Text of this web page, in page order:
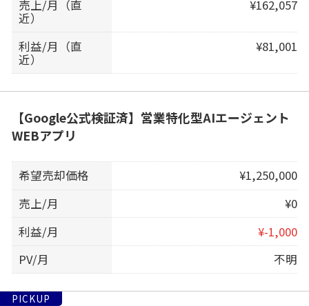
売上/月（直
近）
¥162,057
利益/月（直
近）
¥81,001
【Google公式検証済】営業特化型AIエージェント
WEBアプリ
希望売却価格
¥1,250,000
売上/月
¥0
利益/月
¥-1,000
PV/月
不明
PICKUP